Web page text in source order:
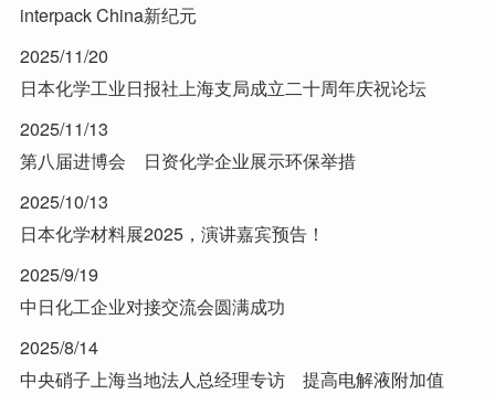
interpack China新纪元
2025/11/20
日本化学工业日报社上海支局成立二十周年庆祝论坛
2025/11/13
第八届进博会 日资化学企业展示环保举措
2025/10/13
日本化学材料展2025，演讲嘉宾预告！
2025/9/19
中日化工企业对接交流会圆满成功
2025/8/14
中央硝子上海当地法人总经理专访 提高电解液附加值